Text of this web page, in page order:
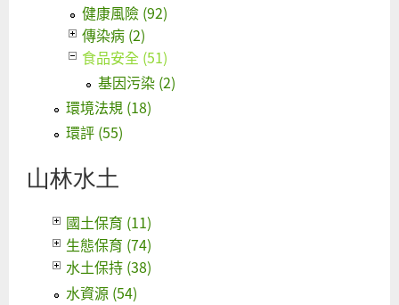
健康風險 (92)
傳染病 (2)
食品安全 (51)
基因污染 (2)
環境法規 (18)
環評 (55)
山林水土
國土保育 (11)
生態保育 (74)
水土保持 (38)
水資源 (54)